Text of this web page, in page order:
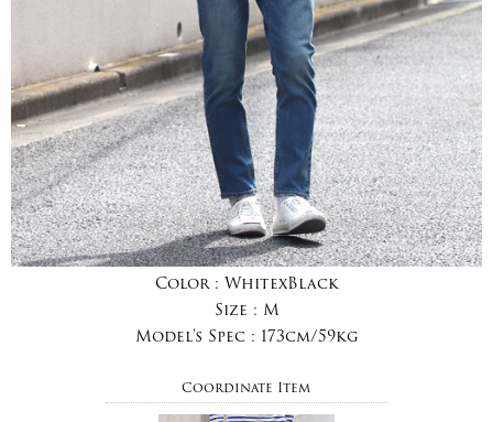
Color : WhitexBlack
Size : M
Model's Spec : 173cm/59kg
Coordinate Item